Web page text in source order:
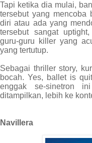
Tapi ketika dia mulai,
tersebut yang mencoba
diri atau ada yang
tersebut sangat
guru-guru killer yang
yang tertutup.
Sebagai thriller story,
bocah. Yes, ballet is
enggak se-sinetron
ditampilkan, lebih ke
Navillera